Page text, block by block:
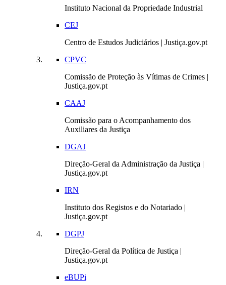
Instituto Nacional da Propriedade Industrial
CEJ
Centro de Estudos Judiciários | Justiça.gov.pt
CPVC
Comissão de Proteção às Vítimas de Crimes |
Justiça.gov.pt
CAAJ
Comissão para o Acompanhamento dos
Auxiliares da Justiça
DGAJ
Direção-Geral da Administração da Justiça |
Justiça.gov.pt
IRN
Instituto dos Registos e do Notariado |
Justiça.gov.pt
DGPJ
Direção-Geral da Política de Justiça |
Justiça.gov.pt
eBUPi